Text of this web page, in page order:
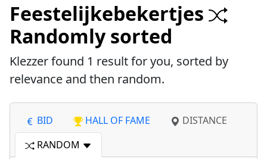
Feestelijkebekertjes
Randomly sorted
Klezzer found 1 result for you, sorted by
relevance and then random.
BID HALL OF FAME
DISTANCE
RANDOM